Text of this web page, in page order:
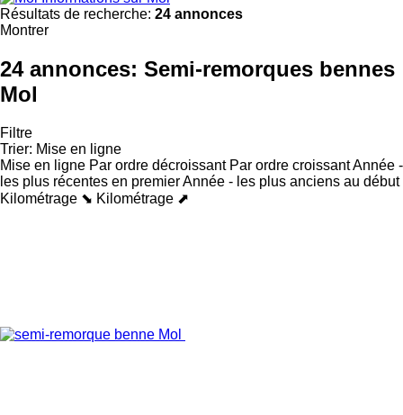
Résultats de recherche: 24 annonces
Montrer
24 annonces: Semi-remorques bennes
Mol
Filtre
Trier: Mise en ligne
Mise en ligne Par ordre décroissant Par ordre croissantAnnée -
les plus récentes en premierAnnée - les plus anciens au début
Kilométrage ⬊ Kilométrage ⬈